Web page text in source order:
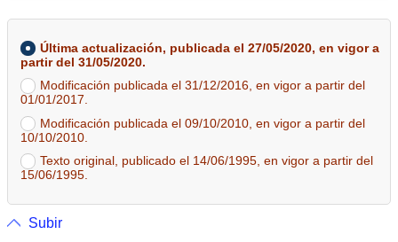
Última actualización, publicada el 27/05/2020, en vigor a
partir del 31/05/2020.
Modificación publicada el 31/12/2016, en vigor a partir del
01/01/2017.
Modificación publicada el 09/10/2010, en vigor a partir del
10/10/2010.
Texto original, publicado el 14/06/1995, en vigor a partir del
15/06/1995.
Subir